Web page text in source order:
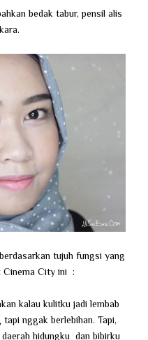
bedak tabur, pensil alis
tujuh fungsi yang
Cinema City ini :
kalau kulitku jadi lembab
nggak berlebihan. Tapi,
hidungku dan bibirku